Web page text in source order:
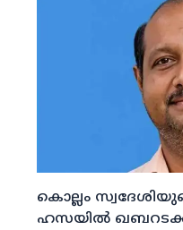
കൊല്ലം
ഹസയില്‍